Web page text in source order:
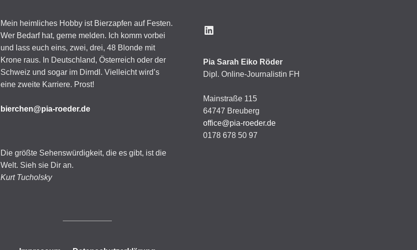
Mein heimliches Hobby ist Bierzapfen auf Festen.
Wer Bedarf hat, gerne melden. Ich komm vorbei
und lass euch eins, zwei, drei, 48 Blonde mit
Krone raus. In Deutschland, Österreich oder der
Schweiz und sogar im Dirndl. Vielleicht wird’s
eine zweite Karriere. Prost!
bierchen@pia-roeder.de
Die größte Sehenswürdigkeit, die es gibt, ist die
Welt. Sieh sie Dir an.
Kurt Tucholsky
LinkedIn
Pia Sarah Eiko Röder
Dipl. Online-Journalistin FH
Mainstraße 115
64747 Breuberg
office@pia-roeder.de
0178 678 50 97